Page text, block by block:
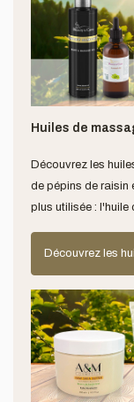
Huiles de
Découvrez les
de pépins de raisin
plus utilisée : l'huile
Découvrez les